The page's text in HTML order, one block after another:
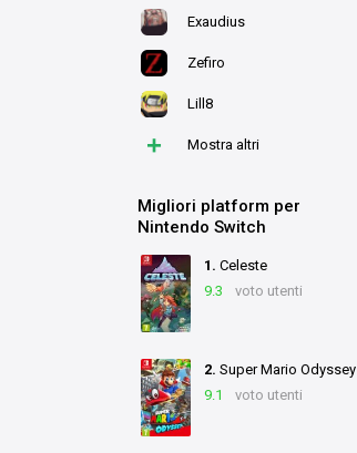
Exaudius
Zefiro
Lill8
+ Mostra altri
Migliori platform per
Nintendo Switch
1. Celeste
9.3
voto utenti
2. Super Mario Odyssey
9.1
voto utenti